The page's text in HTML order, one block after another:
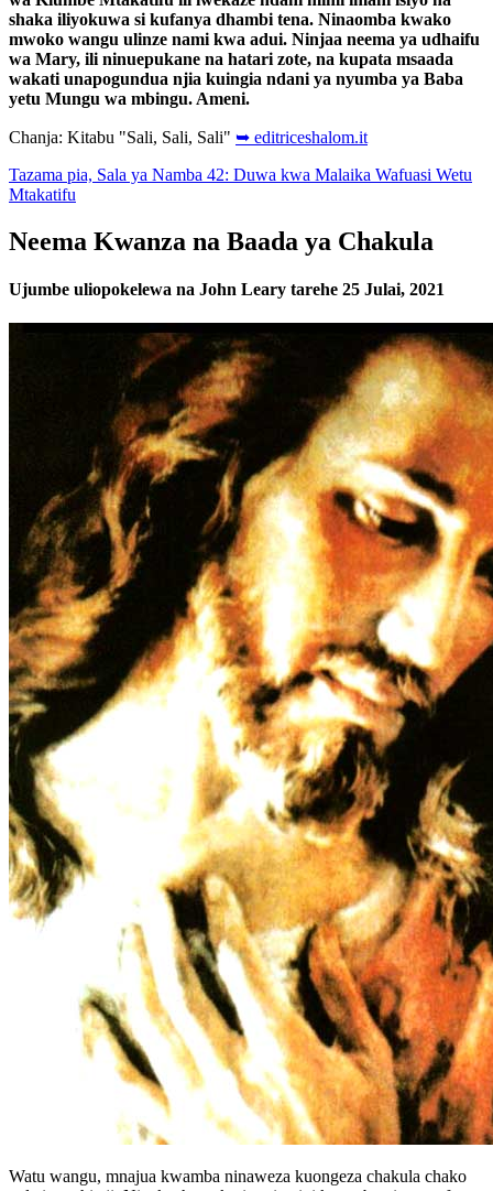
shaka iliyokuwa si kufanya dhambi tena. Ninaomba kwako
mwoko wangu ulinze nami kwa adui. Ninjaa neema ya udhaifu
wa Mary, ili ninuepukane na hatari zote, na kupata msaada
wakati unapogundua njia kuingia ndani ya nyumba ya Baba
yetu Mungu wa mbingu. Ameni.
Chanja: Kitabu "Sali, Sali, Sali" ➥ editriceshalom.it
Tazama pia, Sala ya Namba 42: Duwa kwa Malaika Wafuasi Wetu
Mtakatifu
Neema Kwanza na Baada ya Chakula
Ujumbe uliopokelewa na John Leary tarehe 25 Julai, 2021
Watu wangu, mnajua kwamba ninaweza kuongeza chakula chako